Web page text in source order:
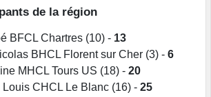
de la région
BFCL Chartres (10) - 13
BHCL Florent sur Cher (3) - 6
MHCL Tours US (18) - 20
CHCL Le Blanc (16) - 25